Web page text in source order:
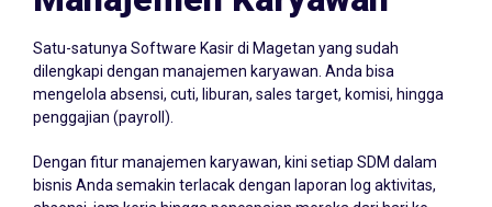
dilengkapi dengan manajemen karyawan. Anda bisa
mengelola absensi, cuti, liburan, sales target, komisi, hingga
penggajian (payroll).
bisnis Anda semakin terlacak dengan laporan log aktivitas,
absensi, jam kerja hingga pencapaian mereka dari hari ke